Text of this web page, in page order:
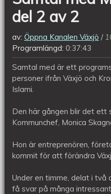
del 2 av 2
av: Öppna Kanalen Växjö
Programlängd: 0:37:43
Samtal med är ett
personer ifrån Växjö och
Islami.
Den här gången blir det ett
Kommunchef, Monica
Hon är entreprenören,
kommit för att förändra
Under en timme, delat i två
få svar på många